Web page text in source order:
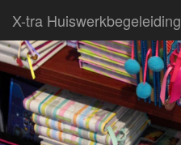
X-tra Huiswerkbegeleiding